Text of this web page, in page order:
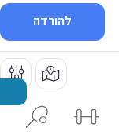
להורדה